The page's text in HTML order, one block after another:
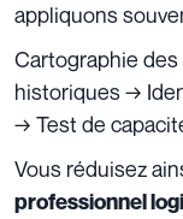
appliquons
Cartographie
historiques →
→ Test de
Vous réduisez
professionnel